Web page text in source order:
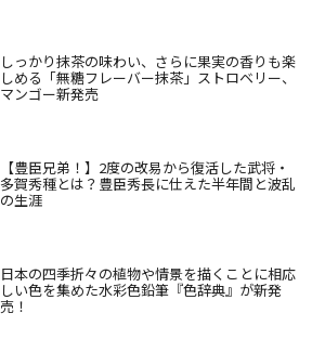
しっかり抹茶の味わい、さらに果実の香りも楽
しめる「無糖フレーバー抹茶」ストロベリー、
マンゴー新発売
【豊臣兄弟！】2度の改易から復活した武将・
多賀秀種とは？豊臣秀長に仕えた半年間と波乱
の生涯
日本の四季折々の植物や情景を描くことに相応
しい色を集めた水彩色鉛筆『色辞典』が新発
売！